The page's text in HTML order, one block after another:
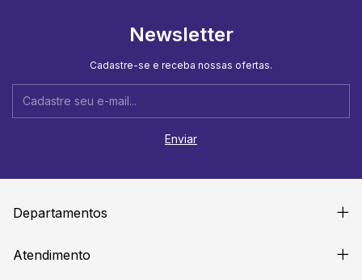
Newsletter
Cadastre-se e receba nossas ofertas.
Departamentos
Atendimento